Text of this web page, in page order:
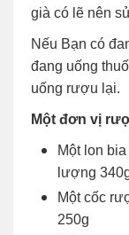
già có lẽ nên
Nếu Bạn có
đang uống
uống rượu lại.
Một đơn vị
Một lon
lượng
Một cốc
250g